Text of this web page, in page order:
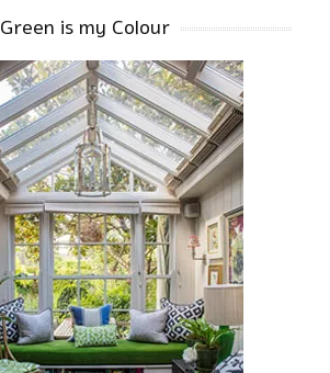
Green is my Colour